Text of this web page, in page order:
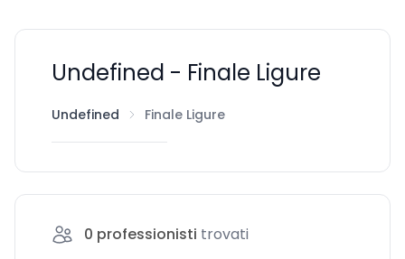
Undefined - Finale Ligure
Undefined Finale Ligure
0 professionisti trovati